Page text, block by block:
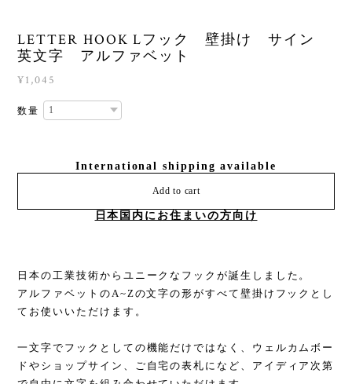
LETTER HOOK Lフック 壁掛け サイン
英文字 アルファベット
¥1,045
数量
International shipping available
Add to cart
日本国内にお住まいの方向け
日本の工業技術からユニークなフックが誕生しました。
アルファベットのA~Zの文字の形がすべて壁掛けフックとし
てお使いいただけます。
一文字でフックとしての機能だけではなく、ウェルカムボー
ドやショップサイン、ご自宅の表札になど、アイディア次第